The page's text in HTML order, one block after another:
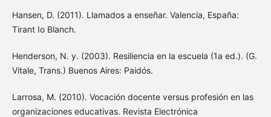
Hansen, D. (2011). Llamados a enseñar. Valencia, España:
Tirant Io Blanch.
Henderson, N. y. (2003). Resiliencia en la escuela (1a ed.). (G.
Vitale, Trans.) Buenos Aires: Paidós.
Larrosa, M. (2010). Vocación docente versus profesión en las
organizaciones educativas. Revista Electrónica